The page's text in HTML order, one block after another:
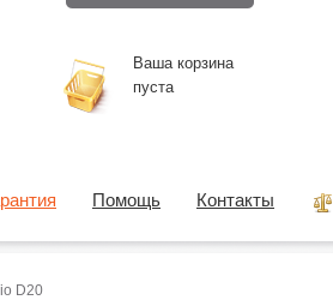
D20
Ваша корзина
пуста
Помощь Контакты